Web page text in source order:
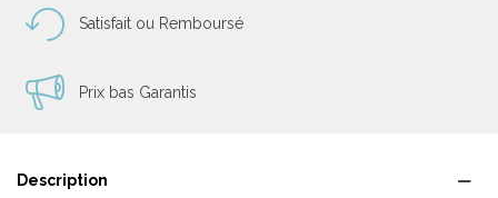
Satisfait ou Remboursé
Prix bas Garantis
Description